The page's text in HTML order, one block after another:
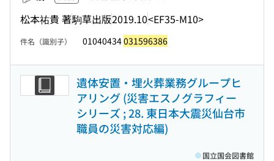
松本祐貴 著駒草出版2019.10<EF35-M10>
件名（識別子） 01040434031596386
遺体安置・埋火葬業務グループヒ
アリング (災害エスノグラフィー
シリーズ ; 28. 東日本大震災仙台市
職員の災害対応編)
国立国会図書館